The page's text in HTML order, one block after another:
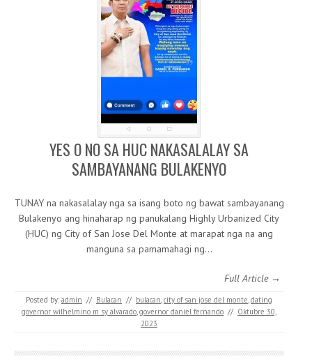
YES O NO SA HUC NAKASALALAY SA
SAMBAYANANG BULAKENYO
TUNAY na nakasalalay nga sa isang boto ng bawat sambayanang
Bulakenyo ang hinaharap ng panukalang Highly Urbanized City
(HUC) ng City of San Jose Del Monte at marapat nga na ang
manguna sa pamamahagi ng…
Full Article →
Posted by: admin // Bulacan // bulacan city of san jose del monte dating
governor wilhelmino m sy alvarado governor daniel fernando // Oktubre 30,
2023